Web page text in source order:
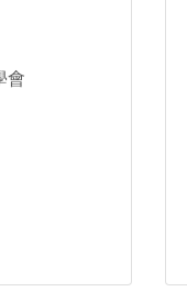
會